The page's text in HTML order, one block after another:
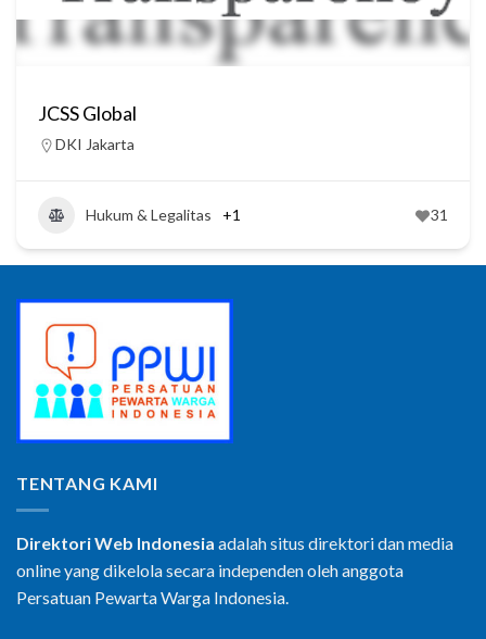
JCSS Global
DKI Jakarta
Hukum & Legalitas +1 31
TENTANG KAMI
Direktori Web Indonesia adalah situs direktori dan media
online yang dikelola secara independen oleh anggota
Persatuan Pewarta Warga Indonesia.